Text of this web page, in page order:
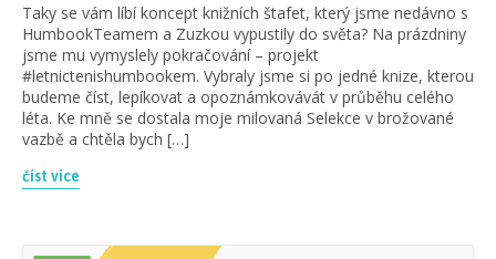
Taky se vám líbí koncept knižních štafet, který jsme nedávno s
HumbookTeamem a Zuzkou vypustily do světa? Na prázdniny
jsme mu vymyslely pokračování – projekt
#letnictenishumbookem. Vybraly jsme si po jedné knize, kterou
budeme číst, lepíkovat a opoznámkovávát v průběhu celého
léta. Ke mně se dostala moje milovaná Selekce v brožované
vazbě a chtěla bych […]
číst více